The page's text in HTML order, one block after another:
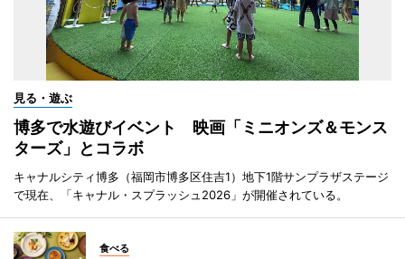
見る・遊ぶ
博多で水遊びイベント 映画「ミニオンズ＆モンス
ターズ」とコラボ
キャナルシティ博多（福岡市博多区住吉1）地下1階サンプラザステージ
で現在、「キャナル・スプラッシュ2026」が開催されている。
食べる